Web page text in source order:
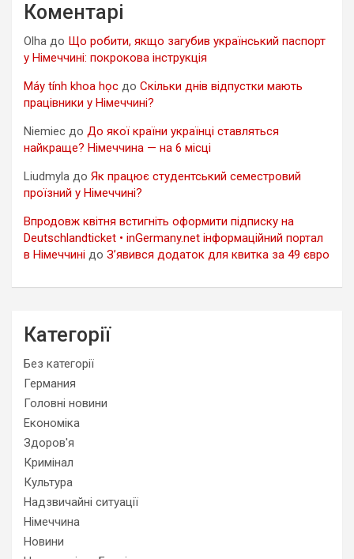
Коментарі
Olha до Що робити, якщо загубив український паспорт
у Німеччині: покрокова інструкція
Máy tính khoa học до Скільки днів відпустки мають
працівники у Німеччині?
Niemiec до До якої країни українці ставляться
найкраще? Німеччина — на 6 місці
Liudmyla до Як працює студентський семестровий
проїзний у Німеччині?
Впродовж квітня встигніть оформити підписку на
Deutschlandticket • inGermany.net інформаційний портал
в Німеччині до З’явився додаток для квитка за 49 євро
Категорії
Без категорії
Германия
Головні новини
Економіка
Здоров'я
Кримінал
Культура
Надзвичайні ситуації
Німеччина
Новини